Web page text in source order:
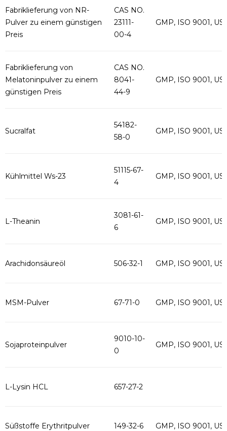
Fabriklieferung von NR-
Pulver zu einem günstigen
Preis
CAS NO.
23111-
00-4
GMP, ISO 9001,
Fabriklieferung von
Melatoninpulver zu einem
günstigen Preis
CAS NO.
8041-
44-9
GMP, ISO 9001,
Sucralfat
54182-
58-0
GMP, ISO 9001,
Kühlmittel Ws-23
51115-67-
4
GMP, ISO 9001,
L-Theanin
3081-61-
6
GMP, ISO 9001,
Arachidonsäureöl 506-32-1 GMP, ISO 9001,
MSM-Pulver 67-71-0 GMP, ISO 9001,
Sojaproteinpulver
9010-10-
0
GMP, ISO 9001,
L-Lysin HCL 657-27-2
Süßstoffe Erythritpulver 149-32-6 GMP, ISO 9001,